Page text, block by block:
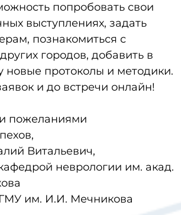
попробовать свои
выступлениях, задать
познакомиться с
городов, добавить в
новые протоколы и методики.
и до встречи онлайн!
пожеланиями
Витальевич,
неврологии им. акад.
им. И.И. Мечникова